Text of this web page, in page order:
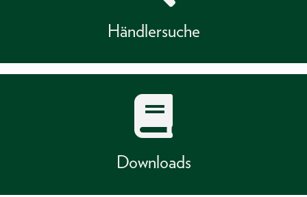
Händlersuche
Downloads